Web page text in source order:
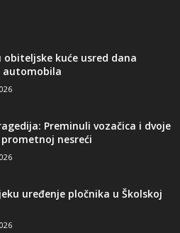
obiteljske kuće usred dana
Preminuli vozačica i dvoje
nesreći
uređenje pločnika u Školskoj